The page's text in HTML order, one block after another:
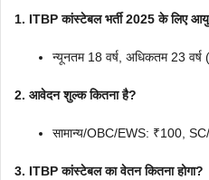
1. ITBP कांस्टेबल भर्ती 2025 के लिए आयु
न्यूनतम 18 वर्ष, अधिकतम 23
2. आवेदन शुल्क कितना है?
सामान्य/OBC/EWS: ₹100,
3. ITBP कांस्टेबल का वेतन कितना होगा?